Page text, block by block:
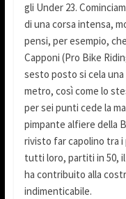
gli Under 23.
di una corsa intensa,
pensi, per esempio,
Capponi (Pro Bike
sesto posto si cela
metro, così come lo
per sei punti cede la
pimpante alfiere della
rivisto far capolino tra i
tutti loro, partiti in 50,
ha contribuito alla
indimenticabile.